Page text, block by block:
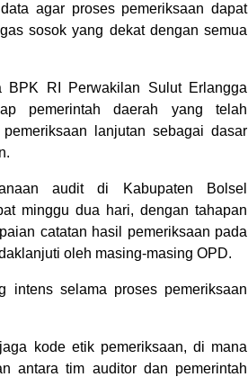
agar proses pemeriksaan dapat
sosok yang dekat dengan semua
BPK RI Perwakilan Sulut Erlangga
pemerintah daerah yang telah
lanjutan sebagai dasar
audit di Kabupaten Bolsel
minggu dua hari, dengan tahapan
catatan hasil pemeriksaan pada
oleh masing-masing OPD.
intens selama proses pemeriksaan
kode etik pemeriksaan, di mana
antara tim auditor dan pemerintah